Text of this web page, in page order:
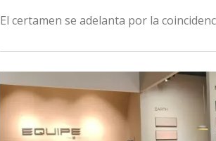
El certamen se adelanta por la